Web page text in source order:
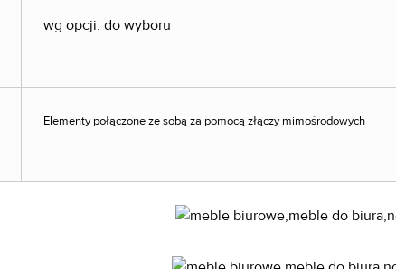
wg opcji: do wyboru
Elementy połączone ze sobą za pomocą złączy mimośrodowych